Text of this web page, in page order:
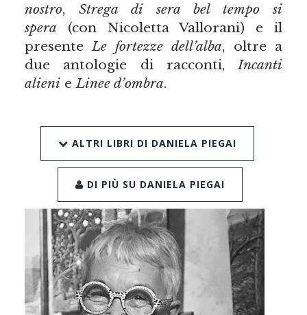
nostro, Strega di sera bel tempo si
spera (con Nicoletta Vallorani) e il
presenteLe fortezze dell’alba, oltre a
due antologie di racconti,Incanti
alienieLinee d’ombra.
ALTRI LIBRI DI DANIELA PIEGAI
DI PIÙ SU DANIELA PIEGAI